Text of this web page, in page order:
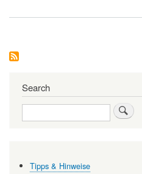
Search
Search
Tipps & Hinweise